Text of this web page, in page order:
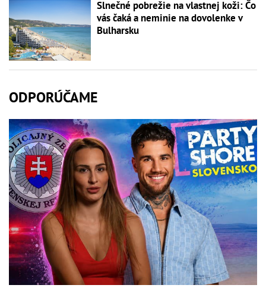
Slnečné pobrežie na vlastnej koži: Čo
vás čaká a neminie na dovolenke v
Bulharsku
ODPORÚČAME